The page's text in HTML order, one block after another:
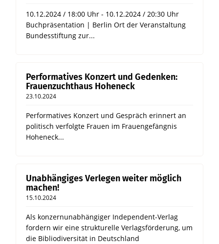
10.12.2024 / 18:00 Uhr - 10.12.2024 / 20:30 Uhr
Buchpräsentation | Berlin Ort der Veranstaltung
Bundesstiftung zur...
Performatives Konzert und Gedenken:
Frauenzuchthaus Hoheneck
23.10.2024
Performatives Konzert und Gespräch erinnert an
politisch verfolgte Frauen im Frauengefängnis
Hoheneck...
Unabhängiges Verlegen weiter möglich
machen!
15.10.2024
Als konzernunabhängiger Independent-Verlag
fordern wir eine strukturelle Verlagsförderung, um
die Bibliodiversität in Deutschland